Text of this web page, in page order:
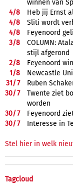
winnen van
4/8
Heb jij Ernst
4/8
Sliti wordt
4/8
Feyenoord
3/8
COLUMN:
stijl afgerond
2/8
Feyenoord
1/8
Newcastle
31/7
Ruben
30/7
Twente ziet
worden
30/7
Feyenoord
30/7 Interesse in
Stel hier in welk
Tagcloud